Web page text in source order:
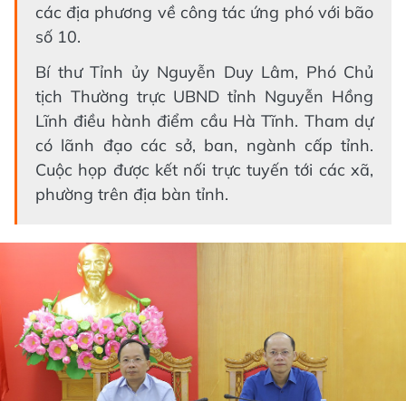
các địa phương về công tác ứng phó với bão
số 10.
Bí thư Tỉnh ủy Nguyễn Duy Lâm, Phó Chủ
tịch Thường trực UBND tỉnh Nguyễn Hồng
Lĩnh điều hành điểm cầu Hà Tĩnh. Tham dự
có lãnh đạo các sở, ban, ngành cấp tỉnh.
Cuộc họp được kết nối trực tuyến tới các xã,
phường trên địa bàn tỉnh.